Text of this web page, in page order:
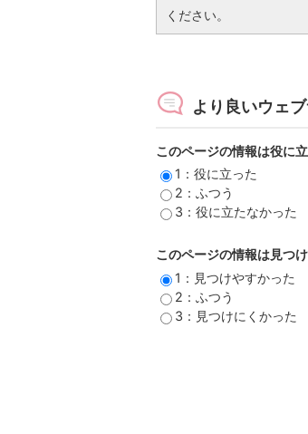
ください。
より良いウェ
このページの情報は役に
1：役に立った
2：ふつう
3：役に立たなかった
このページの情報は見つ
1：見つけやすかった
2：ふつう
3：見つけにくかった